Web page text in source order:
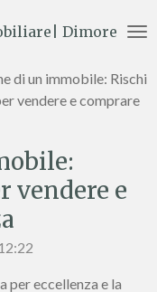
Dimore e
di un immobile: Rischi
vendere e comprare
vendere e
per eccellenza e la